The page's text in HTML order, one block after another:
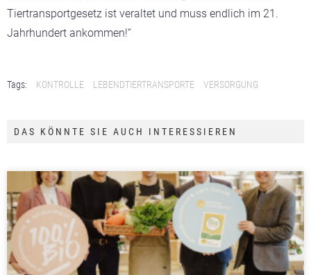
Tiertransportgesetz ist veraltet und muss endlich im 21.
Jahrhundert ankommen!“
Tags: KONTROLLE LEBENDTIERTRANSPORTE VERSORGUNG
DAS KÖNNTE SIE AUCH INTERESSIEREN